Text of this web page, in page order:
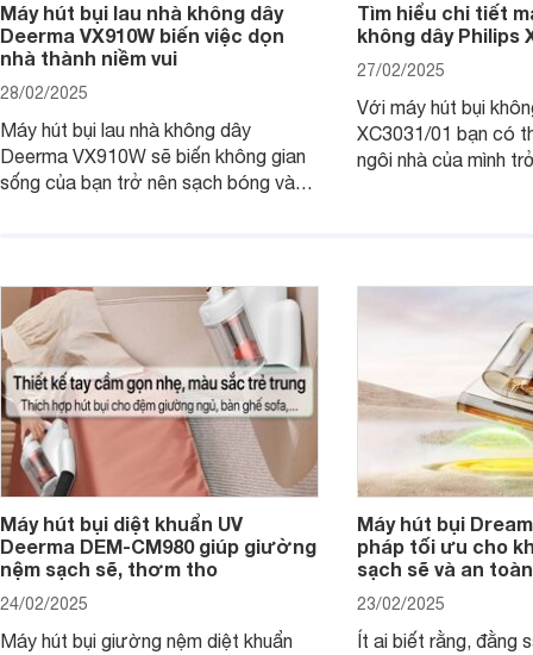
Máy hút bụi lau nhà không dây
Deerma VX910W biến việc dọn
nhà thành niềm vui
28/02/2025
Máy hút bụi lau nhà không dây
Deerma VX910W sẽ biến không gian
sống của bạn trở nên sạch bóng và
VX910W mang lại!
Tìm hiểu chi tiết
không dây Philips
27/02/2025
Với máy hút bụi
XC3031/01 bạn có
ngôi nhà của mình
Máy hút bụi diệt khuẩn UV
Deerma DEM-CM980 giúp giường
nệm sạch sẽ, thơm tho
24/02/2025
Máy hút bụi giường nệm diệt khuẩn
Máy hút bụi
pháp tối ưu cho
sạch sẽ và an toàn
23/02/2025
Ít ai biết rằng, đằng